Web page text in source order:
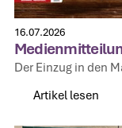
16.07.2026
Der Einzug in den
Artikel lesen